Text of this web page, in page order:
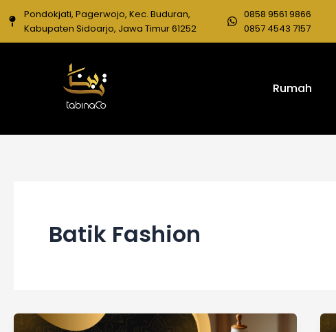
content
Pondokjati, Pagerwojo, Kec. Buduran,
Kabupaten Sidoarjo, Jawa Timur 61252
0858 9561 9866
0857 4543 7157
Rumah
Batik Fashion
Motif